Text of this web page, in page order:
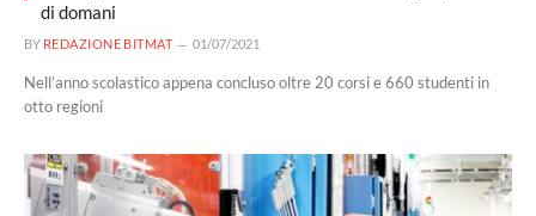
di domani
BY REDAZIONE BITMAT 01/07/2021
Nell’anno scolastico appena concluso oltre 20 corsi e 660 studenti in
otto regioni